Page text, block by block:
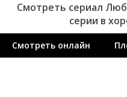
Смотреть сериал
серии в
Смотреть онлайн